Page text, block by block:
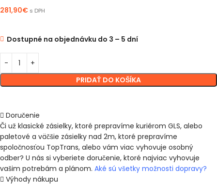
281,90€ s DPH
Dostupné na objednávku do 3 – 5 dní
PRIDAŤ DO KOŠÍKA
Doručenie
Či už klasické zásielky, ktoré prepravíme kuriérom GLS, alebo
paletové a väčšie zásielky nad 2m, ktoré prepravíme
spoločnosťou TopTrans, alebo vám viac vyhovuje osobný
odber? U nás si vyberiete doručenie, ktoré najviac vyhovuje
vašim potrebám a plánom. Aké sú všetky možnosti dopravy?
Výhody nákupu